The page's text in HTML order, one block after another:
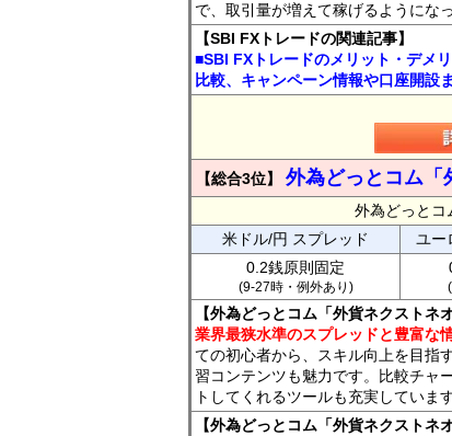
で、取引量が増えて稼げるようにな
【SBI FXトレードの関連記事】
■SBI FXトレードのメリット・デメ
比較、キャンペーン情報や口座開設
【総合3位】 外為どっとコム「
外為どっとコ
米ドル/円 スプレッド
ユー
0.2銭原則固定
(9-27時・例外あり)
【外為どっとコム「外貨ネクストネ
業界最狭水準のスプレッドと豊富な
ての初心者から、スキル向上を目指
習コンテンツも魅力です。比較チャ
トしてくれるツールも充実しています
【外為どっとコム「外貨ネクストネ